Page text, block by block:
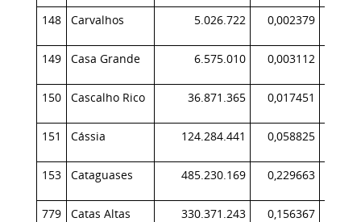
148 Carvalhos 5.026.722 0,002379
149 Casa Grande 6.575.010 0,003112
150 Cascalho Rico 36.871.365 0,017451
151 Cássia 124.284.441 0,058825
153 Cataguases 485.230.169 0,229663
779 Catas Altas 330.371.243 0,156367